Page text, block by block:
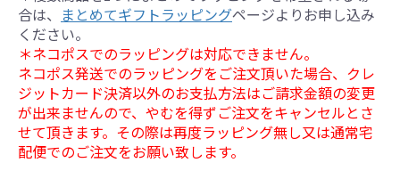
合は、 まとめてギフトラッピングページよりお申し込み
ください。
＊ネコポスでのラッピングは対応できません。
ネコポス発送でのラッピングをご注文頂いた場合、クレ
ジットカード決済以外のお支払方法はご請求金額の変更
が出来ませんので、やむを得ずご注文をキャンセルとさ
せて頂きます。その際は再度ラッピング無し又は通常宅
配便でのご注文をお願い致します。